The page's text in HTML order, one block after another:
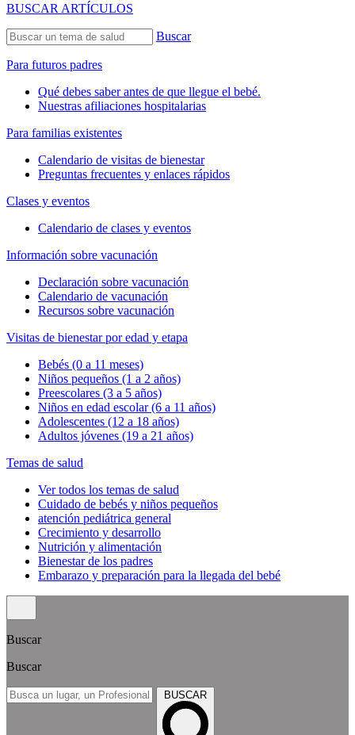
BUSCAR ARTÍCULOS
Buscar
Para futuros padres
Qué debes saber antes de que llegue el bebé.
Nuestras afiliaciones hospitalarias
Para familias existentes
Calendario de visitas de bienestar
Preguntas frecuentes y enlaces rápidos
Clases y eventos
Calendario de clases y eventos
Información sobre vacunación
Declaración sobre vacunación
Calendario de vacunación
Recursos sobre vacunación
Visitas de bienestar por edad y etapa
Bebés (0 a 11 meses)
Niños pequeños (1 a 2 años)
Preescolares (3 a 5 años)
Niños en edad escolar (6 a 11 años)
Adolescentes (12 a 18 años)
Adultos jóvenes (19 a 21 años)
Temas de salud
Ver todos los temas de salud
Cuidado de bebés y niños pequeños
atención pediátrica general
Crecimiento y desarrollo
Nutrición y alimentación
Bienestar de los padres
Embarazo y preparación para la llegada del bebé
Buscar
Buscar
BUSCAR